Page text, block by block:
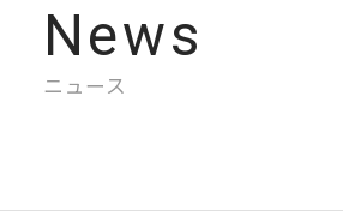
News
ニュース